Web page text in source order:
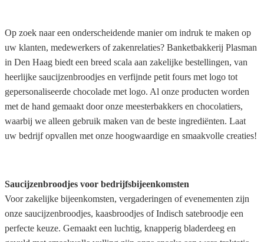
Op zoek naar een onderscheidende manier om indruk te maken op
uw klanten, medewerkers of zakenrelaties? Banketbakkerij Plasman
in Den Haag biedt een breed scala aan zakelijke bestellingen, van
heerlijke saucijzenbroodjes en verfijnde petit fours met logo tot
gepersonaliseerde chocolade met logo. Al onze producten worden
met de hand gemaakt door onze meesterbakkers en chocolatiers,
waarbij we alleen gebruik maken van de beste ingrediënten. Laat
uw bedrijf opvallen met onze hoogwaardige en smaakvolle creaties!
Saucijzenbroodjes voor bedrijfsbijeenkomsten
Voor zakelijke bijeenkomsten, vergaderingen of evenementen zijn
onze saucijzenbroodjes, kaasbroodjes of Indisch satebroodje een
perfecte keuze. Gemaakt een luchtig, knapperig bladerdeeg en